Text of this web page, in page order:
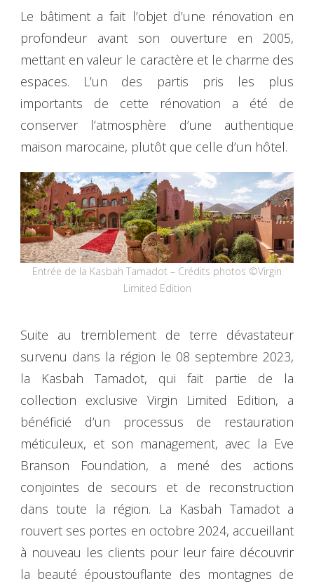
Le bâtiment a fait l’objet d’une rénovation en
profondeur avant son ouverture en 2005,
mettant en valeur le caractère et le charme des
espaces. L’un des partis pris les plus
importants de cette rénovation a été de
conserver l’atmosphère d’une authentique
maison marocaine, plutôt que celle d’un hôtel.
Entrée de la Kasbah Tamadot – Crédits photos ©Virgin
Limited Edition
Suite au tremblement de terre dévastateur
survenu dans la région le 08 septembre 2023,
la Kasbah Tamadot, qui fait partie de la
collection exclusive Virgin Limited Edition, a
bénéficié d’un processus de restauration
méticuleux, et son management, avec la Eve
Branson Foundation, a mené des actions
conjointes de secours et de reconstruction
dans toute la région. La Kasbah Tamadot a
rouvert ses portes en octobre 2024, accueillant
à nouveau les clients pour leur faire découvrir
la beauté époustouflante des montagnes de